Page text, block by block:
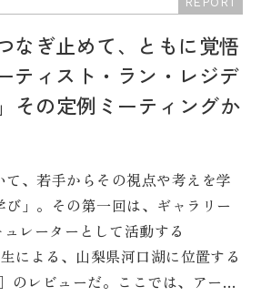
なぎ止めて、ともに覚悟
ティスト・ラン・レジデ
その定例ミーティングか
て、若手からその視点や考えを学
」。その第一回は、ギャラリー
レーターとして活動する
による、山梨県河口湖に位置する
のレビューだ。ここでは、アーテ